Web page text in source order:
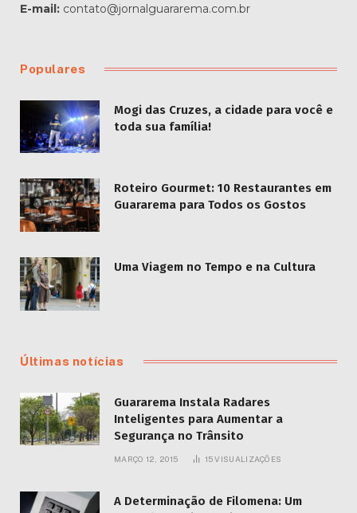
E-mail: contato@jornalguararema.com.br
Populares
Mogi das Cruzes, a cidade para você e
toda sua família!
Roteiro Gourmet: 10 Restaurantes em
Guararema para Todos os Gostos
Uma Viagem no Tempo e na Cultura
Últimas notícias
Guararema Instala Radares
Inteligentes para Aumentar a
Segurança no Trânsito
MARÇO 12, 2015 15VISUALIZAÇÕES
A Determinação de Filomena: Um